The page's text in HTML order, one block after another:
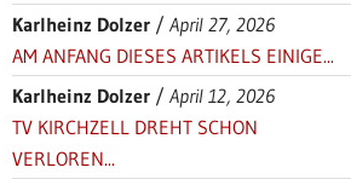
Karlheinz Dolzer /April 27, 2026
AM ANFANG DIESES ARTIKELS EINIGE...
Karlheinz Dolzer /April 12, 2026
TV KIRCHZELL DREHT SCHON
VERLOREN...